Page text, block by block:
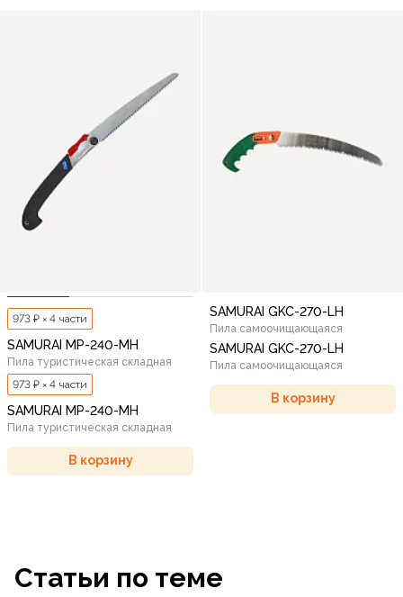
973 ₽ × 4 части
SAMURAI MP-240-MH
Пила туристическая складная
973 ₽ × 4 части
SAMURAI MP-240-MH
Пила туристическая складная
В корзину
SAMURAI GKC-270-LH
Пила самоочищающаяся
SAMURAI GKC-270-LH
Пила самоочищающаяся
В корзину
Статьи по теме